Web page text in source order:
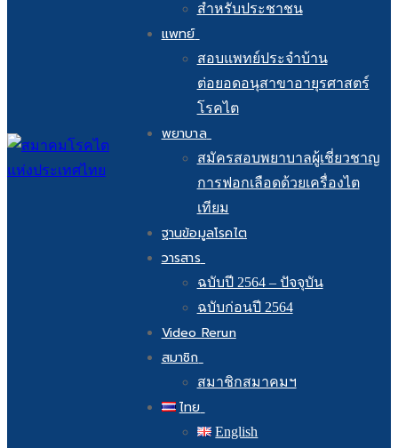
สำหรับประชาชน
แพทย์
สอบแพทย์ประจำบ้าน
ต่อยอดอนุสาขาอายุรศาสตร์
โรคไต
พยาบาล
สมัครสอบพยาบาลผู้เชี่ยวชาญ
การฟอกเลือดด้วยเครื่องไต
เทียม
ฐานข้อมูลโรคไต
วารสาร
ฉบับปี 2564 – ปัจจุบัน
ฉบับก่อนปี 2564
Video Rerun
สมาชิก
สมาชิกสมาคมฯ
ไทย
English